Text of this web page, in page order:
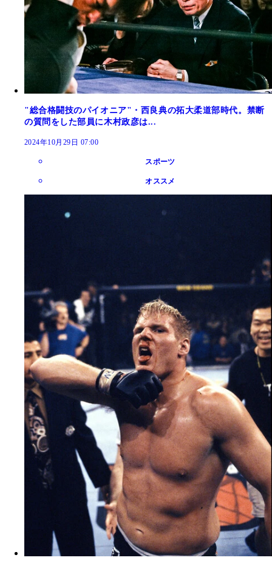
"総合格闘技のパイオニア"・西良典の拓大柔道部時代。禁断
の質問をした部員に木村政彦は...
2024年10月29日 07:00
スポーツ
オススメ